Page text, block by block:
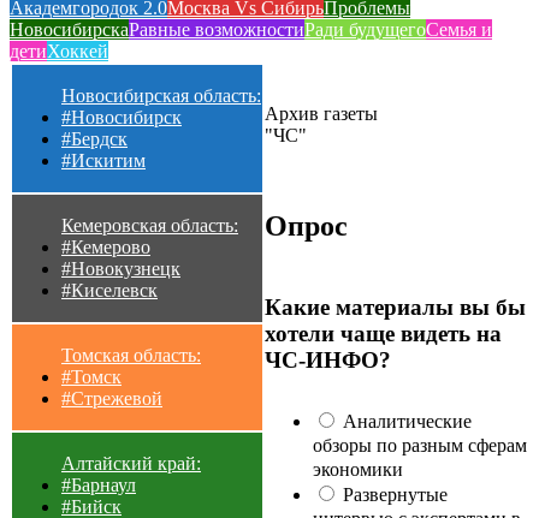
Академгородок 2.0Москва Vs СибирьПроблемы
НовосибирскаРавные возможностиРади будущегоСемья и
детиХоккей
Новосибирская область:
#Новосибирск
#Бердск
#Искитим
Кемеровская область:
#Кемерово
#Новокузнецк
#Киселевск
Томская область:
#Томск
#Стрежевой
Алтайский край:
#Барнаул
#Бийск
Архив газеты
"ЧС"
Опрос
Какие материалы вы бы
хотели чаще видеть на
ЧС-ИНФО?
Аналитические
обзоры по разным сферам
экономики
Развернутые